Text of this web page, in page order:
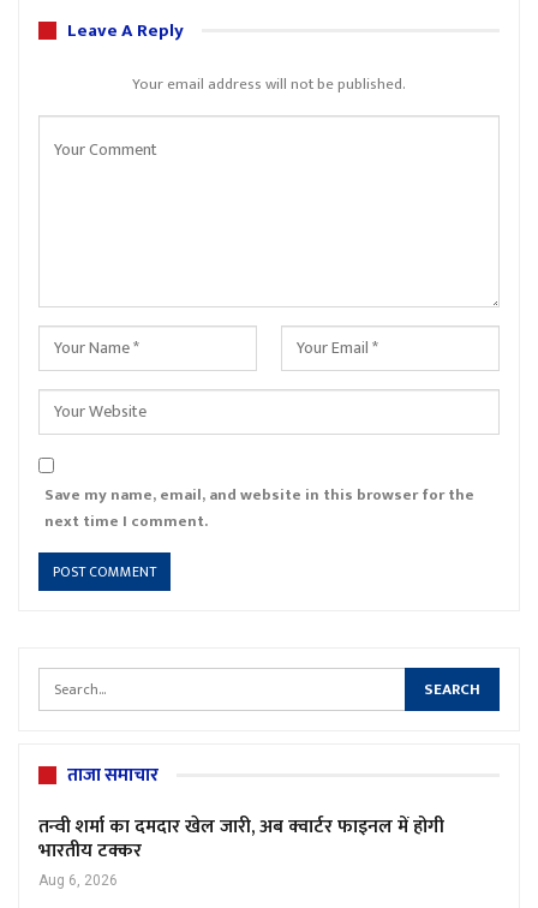
Leave A Reply
Your email address will not be published.
Save my name, email, and website in this browser for the
next time I comment.
ताजा समाचार
तन्वी शर्मा का दमदार खेल जारी, अब क्वार्टर फाइनल में होगी
भारतीय टक्कर
Aug 6, 2026